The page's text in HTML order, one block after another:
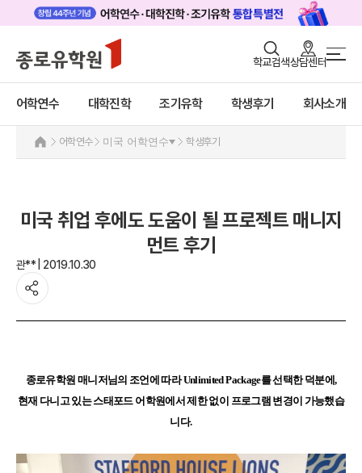
학교검색상담센터
어학연수 대학진학 조기유학 학생후기 회사소개
로그인 회원가입
어학연수
대학진학
조기/캠프
유학가이드
종로유학원
미국
미국 어학연수 안내
추천도시 및 인기어학원
프로모션
캐나다
몰타
어학연수 정보
어학연수 미국 어학연수 학생후기
미국 취업 후에도 도움이 될 프로젝트 매니지
먼트 후기
관** | 2019.10.30
종로유학원 매니저님의 조언에 따라 Unlimited Package를 선택한 덕분에,
현재 다니고 있는 스태포드 어학원에서 제한 없이 프로그램 변경이 가능했습
니다.